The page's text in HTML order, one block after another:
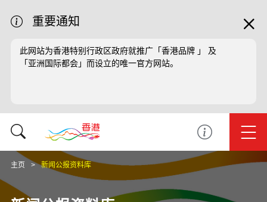
重要通知
此网站为香港特别行政区政府就推广「香港品牌 」 及
「亚洲国际都会」而设立的唯一官方网站。
主页 新闻公报资料库